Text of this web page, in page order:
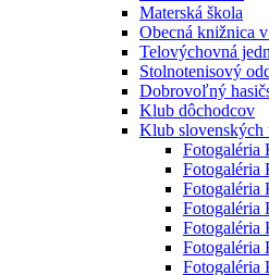
Materská škola
Obecná knižnica
Telovýchovná
Stolnotenisový
Dobrovoľný
Klub dôchodcov
Klub slovenských
Fotogaléria
Fotogaléria
Fotogaléria
Fotogaléria
Fotogaléria
Fotogaléria
Fotogaléria